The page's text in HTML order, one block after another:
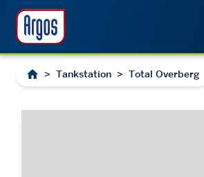
> Tankstation > Total Overberg